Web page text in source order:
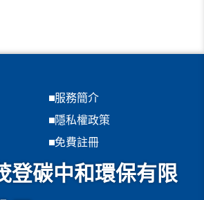
服務簡介
隱私權政策
免費註冊
登碳中和環保有限